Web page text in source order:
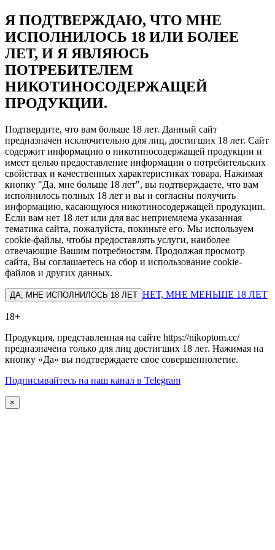
Я ПОДТВЕРЖДАЮ, ЧТО МНЕ
ИСПОЛНИЛОСЬ 18 ИЛИ БОЛЕЕ
ЛЕТ, И Я ЯВЛЯЮСЬ
ПОТРЕБИТЕЛЕМ
НИКОТИНОСОДЕРЖАЩЕЙ
ПРОДУКЦИИ.
Подтвердите, что вам больше 18 лет. Данный сайт
предназначен исключительно для лиц, достигших 18 лет. Сайт
содержит информацию о никотиносодержащей продукции и
имеет целью предоставление информации о потребительских
свойствах и качественных характеристиках товара. Нажимая
кнопку "Да, мне больше 18 лет", вы подтверждаете, что вам
исполнилось полных 18 лет и вы и согласны получить
информацию, касающуюся никотиносодержащей продукции.
Если вам нет 18 лет или для вас неприемлема указанная
тематика сайта, пожалуйста, покиньте его. Мы используем
cookie-файлы, чтобы предоставлять услуги, наиболее
отвечающие Вашим потребностям. Продолжая просмотр
сайта, Вы соглашаетесь на сбор и использование cookie-
файлов и других данных.
ДА, МНЕ ИСПОЛНИЛОСЬ 18 ЛЕТ НЕТ, МНЕ МЕНЬШЕ 18 ЛЕТ
18+
Продукция, представленная на сайте https://nikoptom.cc/
предназначена только для лиц достигших 18 лет. Нажимая на
кнопку «Да» вы подтверждаете свое совершеннолетие.
Подписывайтесь на наш канал в Telegram
×